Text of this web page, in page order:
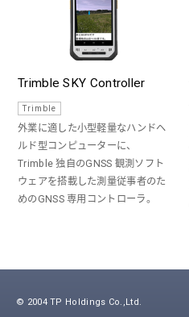
Trimble SKY Controller
Trimble
外業に適した小型軽量なハンドヘ
ルド型コンピューターに、
Trimble 独自のGNSS 観測ソフト
ウェアを搭載した測量従事者のた
めのGNSS 専用コントローラ。
© 2004 TP Holdings Co.,Ltd.